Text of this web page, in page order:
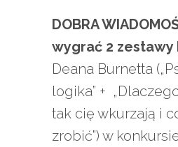
DOBRA
wygrać 2 zestawy
Deana Burnetta
logika” +
tak cię wkurzają i
zrobić”) w